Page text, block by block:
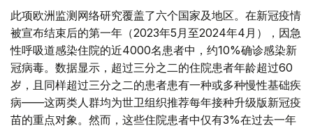
此项欧洲监测网络研究覆盖了六个国家及地区。在新冠疫情
被宣布结束后的第一年（2023年5月至2024年4月），因急
性呼吸道感染住院的近4000名患者中，约10%确诊感染新
冠病毒。数据显示，超过三分之二的住院患者年龄超过60
岁，且同样超过三分之二的患者患有一种或多种慢性基础疾
病——这两类人群均为世卫组织推荐每年接种升级版新冠疫
苗的重点对象。然而，这些住院患者中仅有3%在过去一年